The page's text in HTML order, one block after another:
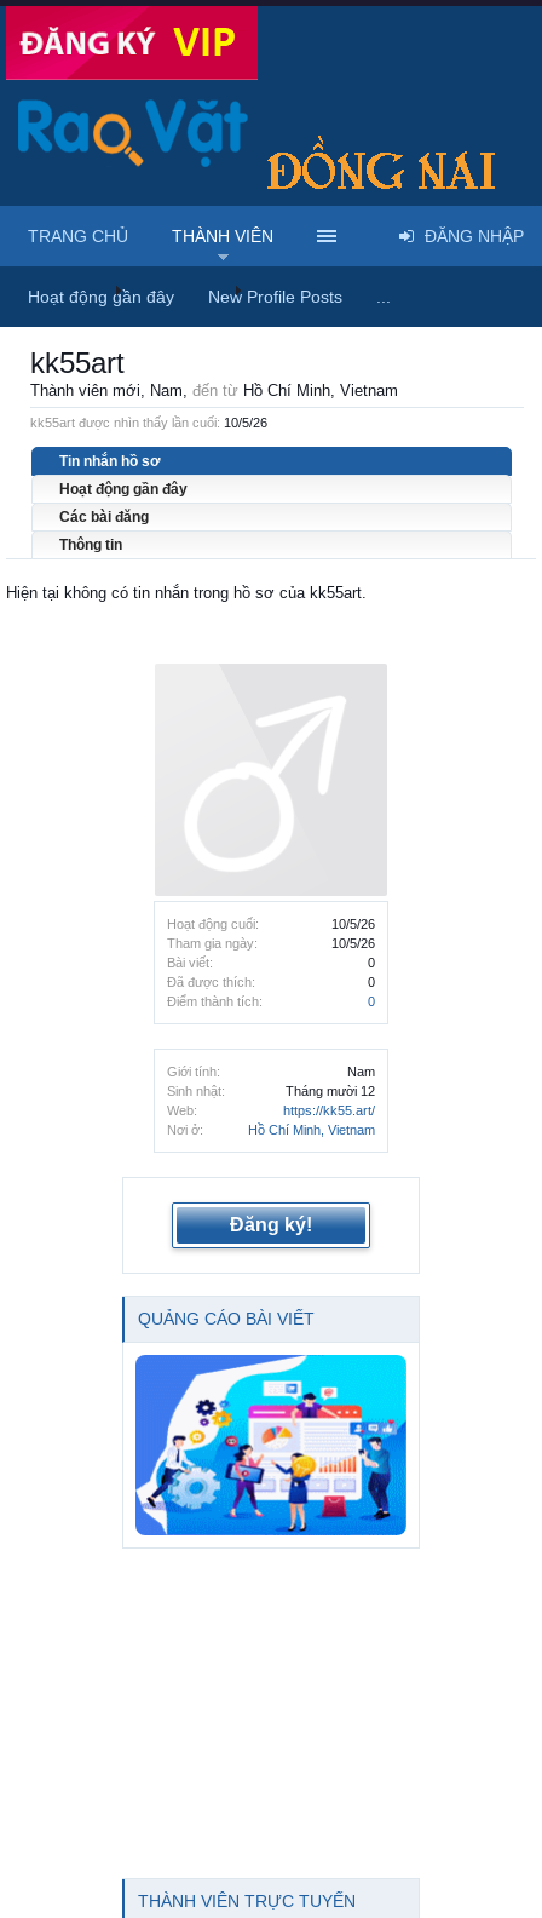
Trang chủ Thành viên kk55art
Hoạt động cuối:
10/5/26
Tham gia ngày:
10/5/26
Bài viết:
0
Đã được thích:
0
Điểm thành tích:
0
Giới tính:
Nam
Sinh nhật:
Tháng mười 12
Web:
https://kk55.art/
Nơi ở:
Hồ Chí Minh, Vietnam
kk55art
Thành viên mới, Nam, đến từ Hồ Chí Minh, Vietnam
kk55art được nhìn thấy lần cuối: 10/5/26
Tin nhắn hồ sơ
Hoạt động gần đây
Các bài đăng
Thông tin
Hiện tại không có tin nhắn trong hồ sơ của kk55art.
Đăng ký!
QUẢNG CÁO BÀI VIẾT
THÀNH VIÊN TRỰC TUYẾN
TRANG CHỦ THÀNH VIÊN
Hoạt động gần đây New Profile Posts
ĐĂNG NHẬP